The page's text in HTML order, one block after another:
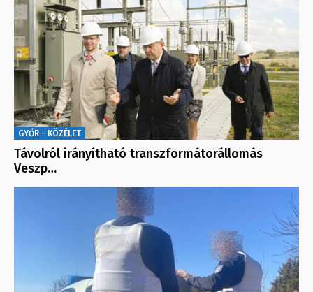
GYŐR - KÖZÉLET
Távolról irányítható transzformátorállomás
Veszp…